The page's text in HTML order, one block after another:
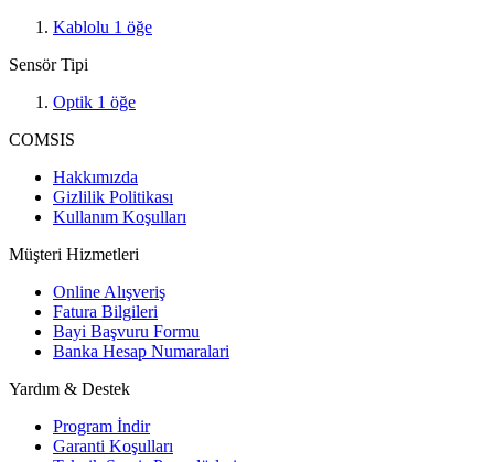
Kablolu 1 öğe
Sensör Tipi
Optik 1 öğe
COMSIS
Hakkımızda
Gizlilik Politikası
Kullanım Koşulları
Müşteri Hizmetleri
Online Alışveriş
Fatura Bilgileri
Bayi Başvuru Formu
Banka Hesap Numaralari
Yardım & Destek
Program İndir
Garanti Koşulları